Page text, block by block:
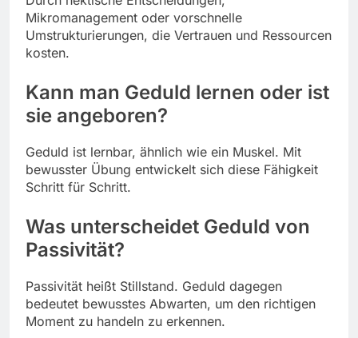
Mikromanagement oder vorschnelle
Umstrukturierungen, die Vertrauen und Ressourcen
kosten.
Kann man Geduld lernen oder ist
sie angeboren?
Geduld ist lernbar, ähnlich wie ein Muskel. Mit
bewusster Übung entwickelt sich diese Fähigkeit
Schritt für Schritt.
Was unterscheidet Geduld von
Passivität?
Passivität heißt Stillstand. Geduld dagegen
bedeutet bewusstes Abwarten, um den richtigen
Moment zu handeln zu erkennen.